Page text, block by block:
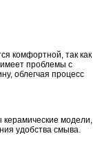
комфортной, так как
проблемы с
облегчая процесс
модели,
удобства смыва.